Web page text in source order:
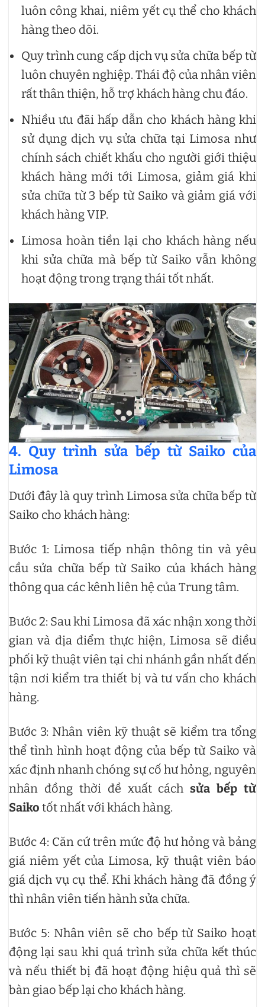
luôn công khai, niêm yết cụ thể cho khách
hàng theo dõi.
Quy trình cung cấp dịch vụ sửa chữa bếp từ
luôn chuyên nghiệp. Thái độ của nhân viên
rất thân thiện, hỗ trợ khách hàng chu đáo.
Nhiều ưu đãi hấp dẫn cho khách hàng khi
sử dụng dịch vụ sửa chữa tại Limosa như
chính sách chiết khấu cho người giới thiệu
khách hàng mới tới Limosa, giảm giá khi
sửa chữa từ 3 bếp từ Saiko và giảm giá với
khách hàng VIP.
Limosa hoàn tiền lại cho khách hàng nếu
khi sửa chữa mà bếp từ Saiko vẫn không
hoạt động trong trạng thái tốt nhất.
4. Quy trình sửa bếp từ Saiko của
Limosa
Dưới đây là quy trình Limosa sửa chữa bếp từ
Saiko cho khách hàng:
Bước 1: Limosa tiếp nhận thông tin và yêu
cầu sửa chữa bếp từ Saiko của khách hàng
thông qua các kênh liên hệ của Trung tâm.
Bước 2: Sau khi Limosa đã xác nhận xong thời
gian và địa điểm thực hiện, Limosa sẽ điều
phối kỹ thuật viên tại chi nhánh gần nhất đến
tận nơi kiểm tra thiết bị và tư vấn cho khách
hàng.
Bước 3: Nhân viên kỹ thuật sẽ kiểm tra tổng
thể tình hình hoạt động của bếp từ Saiko và
xác định nhanh chóng sự cố hư hỏng, nguyên
nhân đồng thời đề xuất cáchsửa bếp từ
Saiko tốt nhất với khách hàng.
Bước 4: Căn cứ trên mức độ hư hỏng và bảng
giá niêm yết của Limosa, kỹ thuật viên báo
giá dịch vụ cụ thể. Khi khách hàng đã đồng ý
thì nhân viên tiến hành sửa chữa.
Bước 5: Nhân viên sẽ cho bếp từ Saiko hoạt
động lại sau khi quá trình sửa chữa kết thúc
và nếu thiết bị đã hoạt động hiệu quả thì sẽ
bàn giao bếp lại cho khách hàng.